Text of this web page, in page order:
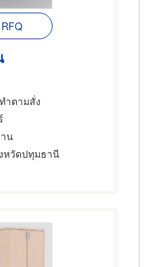
ำตามสั่ง
น
หวัดปทุมธานี